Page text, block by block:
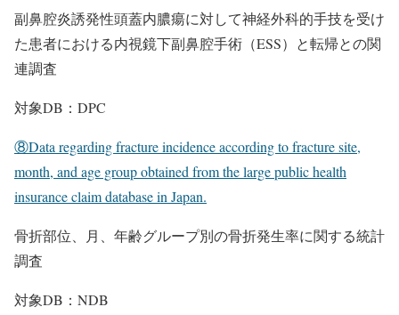
副鼻腔炎誘発性頭蓋内膿瘍に対して神経外科的手技を受け
た患者における内視鏡下副鼻腔手術（ESS）と転帰との関
連調査
対象DB：DPC
⑧Data regarding fracture incidence according to fracture site,
month, and age group obtained from the large public health
insurance claim database in Japan.
骨折部位、月、年齢グループ別の骨折発生率に関する統計
調査
対象DB：NDB